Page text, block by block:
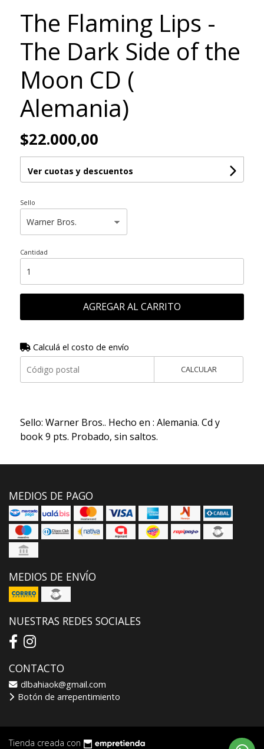
The Flaming Lips -
The Dark Side of the
Moon CD (
Alemania)
$22.000,00
Ver cuotas y descuentos
Sello
Cantidad
AGREGAR AL CARRITO
Calculá el costo de envío
CALCULAR
Sello: Warner Bros.. Hecho en : Alemania. Cd y
book 9 pts. Probado, sin saltos.
MEDIOS DE PAGO
MEDIOS DE ENVÍO
NUESTRAS REDES SOCIALES
CONTACTO
dlbahiaok@gmail.com
Botón de arrepentimiento
Tienda creada con